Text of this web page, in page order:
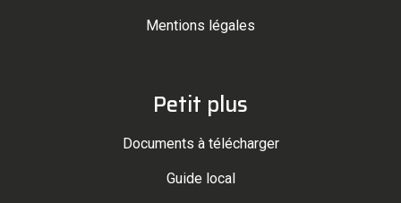
Mentions légales
Petit plus
Documents à télécharger
Guide local